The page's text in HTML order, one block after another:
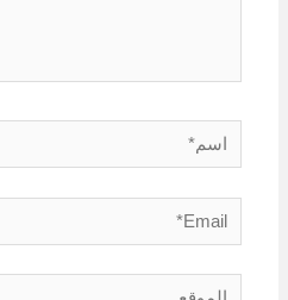
اسم*
Email*
الموقع